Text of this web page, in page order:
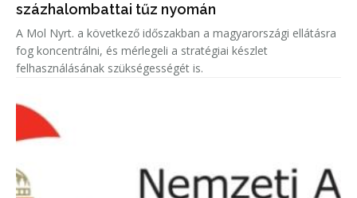
százhalombattai tűz nyomán
A Mol Nyrt. a következő időszakban a magyarországi ellátásra
fog koncentrálni, és mérlegeli a stratégiai készlet
felhasználásának szükségességét is.